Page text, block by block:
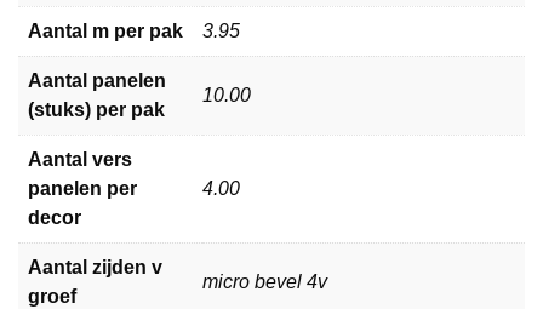
Aantal m per pak 3.95
Aantal panelen
(stuks) per pak
10.00
Aantal vers
panelen per
decor
4.00
Aantal zijden v
groef
micro bevel 4v